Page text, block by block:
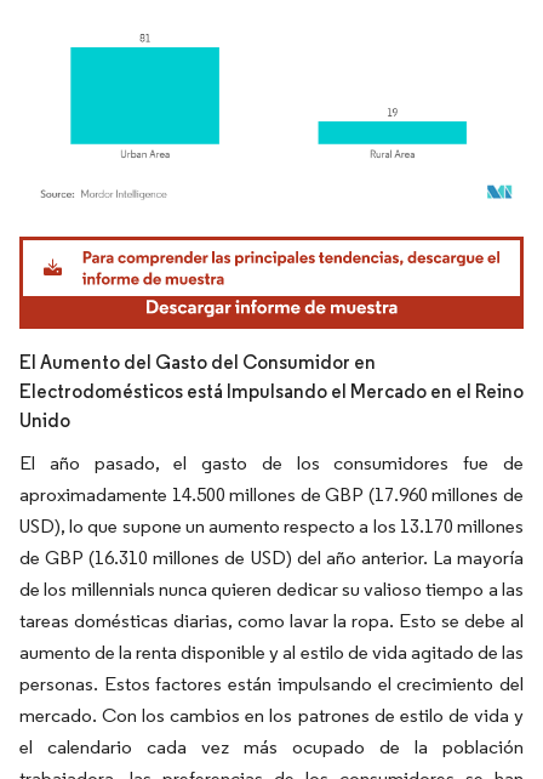
Imagen © Mordor Intelligence. El uso requiere atribución según CC BY 4.0.
El Aumento del Gasto del Consumidor en
Electrodomésticos está Impulsando el Mercado en el Reino
Unido
El año pasado, el gasto de los consumidores fue de
aproximadamente 14.500 millones de GBP (17.960 millones de
USD), lo que supone un aumento respecto a los 13.170 millones
de GBP (16.310 millones de USD) del año anterior. La mayoría
de los millennials nunca quieren dedicar su valioso tiempo a las
tareas domésticas diarias, como lavar la ropa. Esto se debe al
aumento de la renta disponible y al estilo de vida agitado de las
personas. Estos factores están impulsando el crecimiento del
mercado. Con los cambios en los patrones de estilo de vida y
el calendario cada vez más ocupado de la población